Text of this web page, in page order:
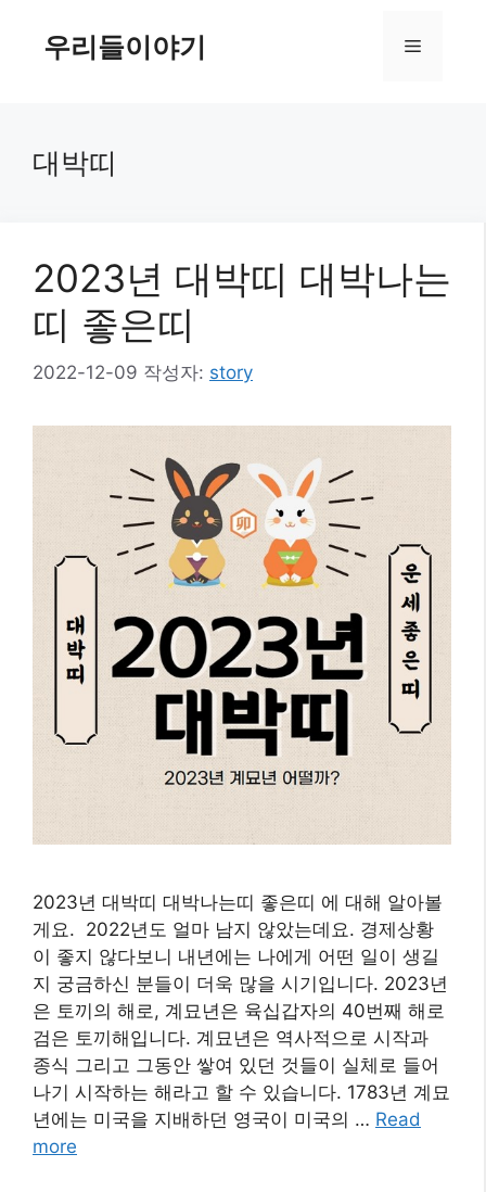
우리들이야기 메
대박띠
2023년 대박띠 대박나는
띠 좋은띠
2022-12-09 작성자: story
2023년 대박띠 대박나는띠 좋은띠 에 대해 알아볼
게요. 2022년도 얼마 남지 않았는데요. 경제상황
이 좋지 않다보니 내년에는 나에게 어떤 일이 생길
지 궁금하신 분들이 더욱 많을 시기입니다. 2023년
은 토끼의 해로, 계묘년은 육십갑자의 40번째 해로
검은 토끼해입니다. 계묘년은 역사적으로 시작과
종식 그리고 그동안 쌓여 있던 것들이 실체로 들어
나기 시작하는 해라고 할 수 있습니다. 1783년 계묘
년에는 미국을 지배하던 영국이 미국의 … Read
more